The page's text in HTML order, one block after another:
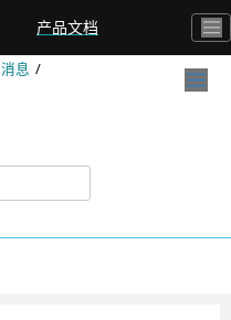
产品文档
消息